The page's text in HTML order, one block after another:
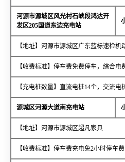
河源市源城区风光村石峡段鸿达开
发区205国道东边充电站
【地址】河源市源城区广东蓝标速检机
【收费标准】停车费免费停车，综合电
【充电桩数量】直流电桩14个，交流电
源城区河源大道南充电站
【地址】河源市源城区超凡家具
【收费标准】停车费充电免2小时停车